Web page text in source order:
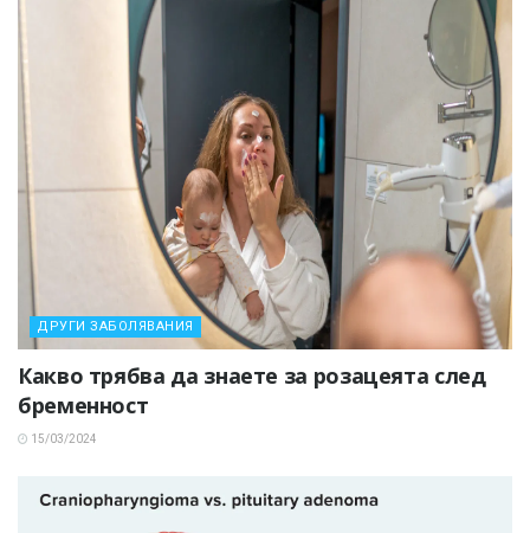
ДРУГИ ЗАБОЛЯВАНИЯ
Какво трябва да знаете за розацеята след
бременност
15/03/2024